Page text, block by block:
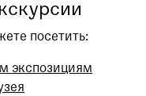
посетить:
экспозициям